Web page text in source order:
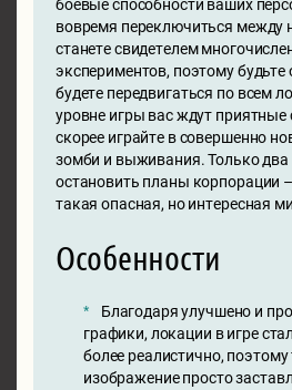
боевые способности ваших
вовремя переключиться между
станете свидетелем
экспериментов, поэтому
будете передвигаться по всем
уровне игры вас ждут
скорее играйте в совершенно
зомби и выживания. Только два
остановить планы корпорации
такая опасная, но интересная
Особенности
Благодаря улучшено и
графики, локации в игре
более реалистично,
изображение просто